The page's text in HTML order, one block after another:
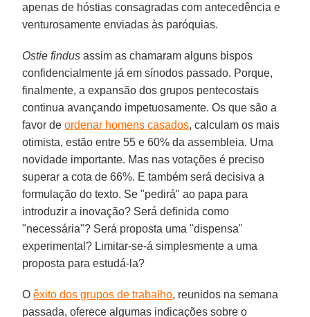
apenas de hóstias consagradas com antecedência e
venturosamente enviadas às paróquias.
Ostie findus assim as chamaram alguns bispos
confidencialmente já em sínodos passado. Porque,
finalmente, a expansão dos grupos pentecostais
continua avançando impetuosamente. Os que são a
favor deordenar homens casados, calculam os mais
otimista, estão entre 55 e 60% da assembleia. Uma
novidade importante. Mas nas votações é preciso
superar a cota de 66%. E também será decisiva a
formulação do texto. Se "pedirá" ao papa para
introduzir a inovação? Será definida como
"necessária"? Será proposta uma "dispensa"
experimental? Limitar-se-á simplesmente a uma
proposta para estudá-la?
Oêxito dos grupos de trabalho, reunidos na semana
passada, oferece algumas indicações sobre o